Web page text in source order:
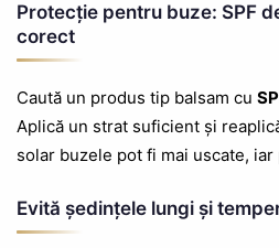
Protecție pentru buze: SPF
corect
Caută un produs tip balsam cu
Aplică un strat suficient și
solar buzele pot fi mai uscate,
Evită ședințele lungi și